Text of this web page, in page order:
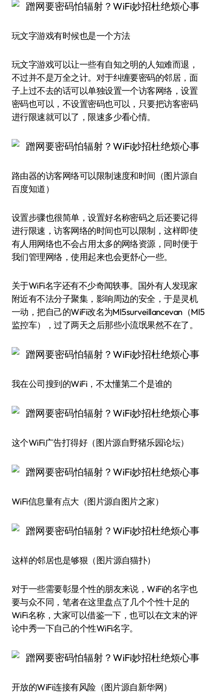
玩文字游戏有时候也是一个方法
玩文字游戏可以让一些有自知之明的人知难而退，
不过并不是万全之计。对于纠缠要密码的邻居，面
子上过不去的话可以单独设置一个访客网络，设置
密码也可以，不设置密码也可以，只要把访客密码
进行限速就可以了，限速多少看心情。
路由器的访客网络可以限制速度和时间（图片源自
百度知道）
设置步骤也很简单，设置好名称密码之后还要记得
进行限速，访客网络的时间也可以限制，这样即使
有人用网络也不会占用太多的网络资源，同时便于
我们管理网络，使用起来也会更舒心一些。
关于WiFi名字还有不少奇闻轶事。国外有人发现家
附近有不法分子聚集，影响周边的安全，于是灵机
一动，把自己的WiFi改名为MI5surveillancevan（MI5
监控车），过了两天之后那些小流氓果然不在了。
我在公司搜到的WiFi，不太懂第二个是谁的
这个WiFi广告打得好（图片源自野猪乐园论坛）
WiFi信息量有点大（图片源自图片之家）
这样的邻居也是够狠（图片源自猫扑）
对于一些需要彰显个性的朋友来说，WiFi的名字也
要与众不同，笔者在这里盘点了几个个性十足的
WiFi名称，大家可以借鉴一下，也可以在文末的评
论中秀一下自己的个性WiFi名字。
开放的WiFi连接有风险（图片源自新华网）